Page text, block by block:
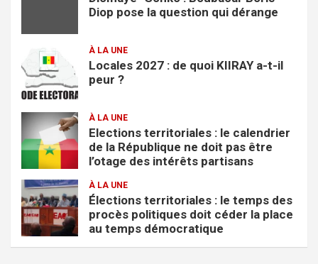
Diop pose la question qui dérange
À LA UNE
Locales 2027 : de quoi KIIRAY a-t-il
peur ?
À LA UNE
Elections territoriales : le calendrier
de la République ne doit pas être
l’otage des intérêts partisans
À LA UNE
Élections territoriales : le temps des
procès politiques doit céder la place
au temps démocratique